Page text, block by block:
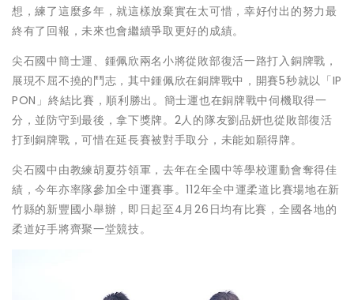
想，練了這麼多年，就這樣放棄實在太可惜，幸好付出的努力最
終有了回報，未來也會繼續爭取更好的成績。
尖石國中簡士運、鍾佩欣兩名小將從敗部復活一路打入銅牌戰，
展現不屈不撓的鬥志，其中鍾佩欣在銅牌戰中，開賽5秒就以「IP
PON」終結比賽，順利勝出。簡士運也在銅牌戰中伺機取得一
分，並防守到最後，拿下獎牌。2人的隊友劉品妍也從敗部復活
打到銅牌戰，可惜在延長賽被對手取分，未能如願得牌。
尖石國中由教練胡夏芬領軍，去年在全國中等學校運動會奪得佳
績，今年亦率隊參加全中運賽事。112年全中運柔道比賽場地在新
竹縣的新豐國小舉辦，即日起至4月26日均有比賽，全國各地的
柔道好手將齊聚一堂競技。